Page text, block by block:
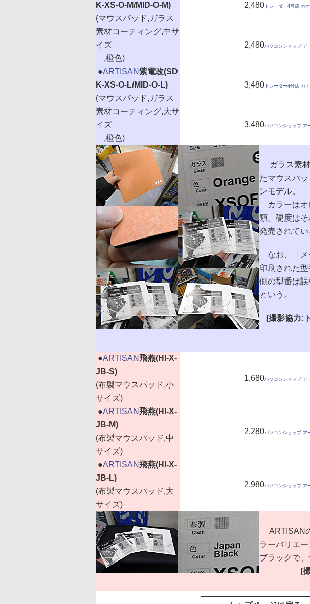
K-XS-O-M/MID-O-M)
(マウスパッド,ガラス
素材コーティング,中サ
イズ
,橙色)
2,480 トレーダー4号店 カ
2,480パソコンショップ ア
●ARTISAN紫電改(SD
K-XS-O-L/MID-O-L)
(マウスパッド,ガラス
素材コーティング,大サ
イズ
,橙色)
3,480 トレーダー4号店 カ
3,480パソコンショップ ア
ガラス素材
たマウスパ
ンモデル。
カラーはオ
類。硬度は
発売されてい
なお、「メ
印刷された
側の型番は
という。
[撮影協力:
●ARTISAN飛燕(HI-X-
JB-S)
(布製マウスパッド,小
サイズ)
1,680パソコンショップ ア
●ARTISAN飛燕(HI-X-
JB-M)
(布製マウスパッド,中
サイズ)
2,280パソコンショップ ア
●ARTISAN飛燕(HI-X-
JB-L)
(布製マウスパッド,大
サイズ)
2,980パソコンショップ ア
ARTISAN
ラーバリエ
ブラックで、
[